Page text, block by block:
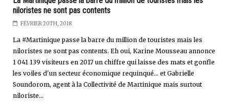
niloristes ne sont pas contents
FÉVRIER 20TH, 2018
La #Martinique passe la barre du million de touristes mais les
niloristes ne sont pas contents. Eh oui, Karine Mousseau annonce
1 041 139 visiteurs en 2017 un chiffre qui laisse des mats et gonfle
les voiles d'un secteur économique requinqué... et Gabrielle
Soundorom, agent à la Collectivité de Martinique mais surtout
niloriste...